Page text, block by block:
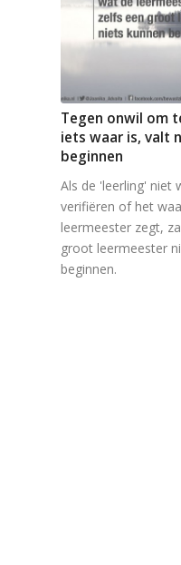
Tegen onwil om
iets waar is, valt
beginnen
Als de 'leerling' niet
verifiëren of het
leermeester zegt,
groot leermeester
beginnen.